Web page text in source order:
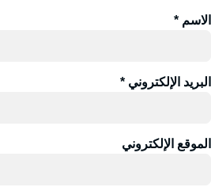
الاسم *
البريد الإلكتروني *
الموقع الإلكتروني